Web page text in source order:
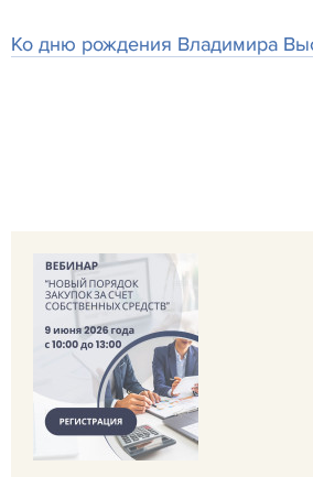
Ко дню рождения Владимира